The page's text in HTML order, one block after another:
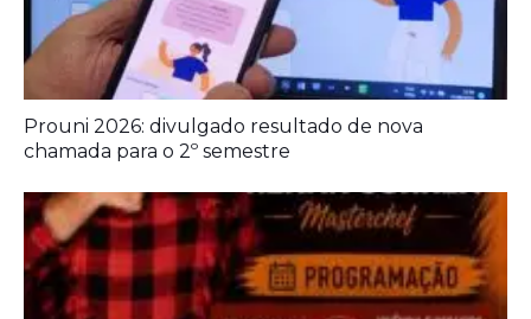
Prouni 2026: divulgado resultado de nova
chamada para o 2º semestre